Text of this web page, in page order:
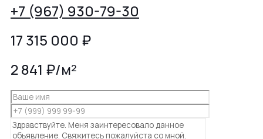
+7 (967) 930-79-30
17 315 000 ₽
2 841 ₽/м²